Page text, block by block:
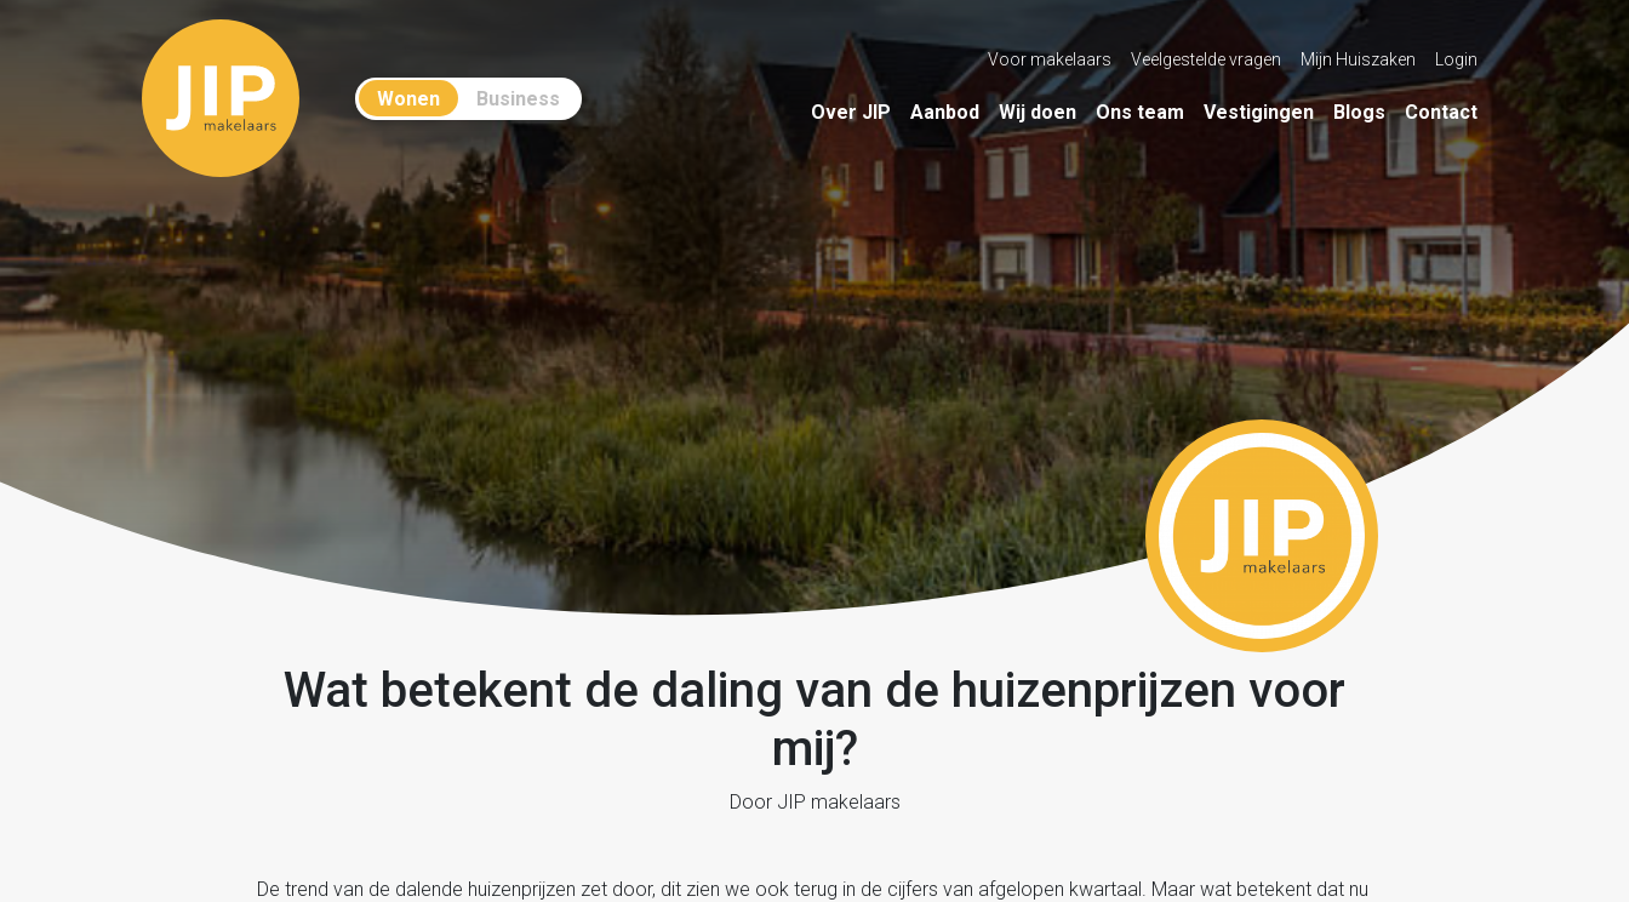
Wonen Business
Voor makelaars Veelgestelde vragen Mijn Huiszaken Login
Over JIP Aanbod Wij doen Ons team Vestigingen Blogs Contact
Wat betekent de daling van de huizenprijzen voor
mij?
Door JIP makelaars
De trend van de dalende huizenprijzen zet door, dit zien we ook terug in de cijfers van afgelopen kwartaal. Maar wat betekent dat nu